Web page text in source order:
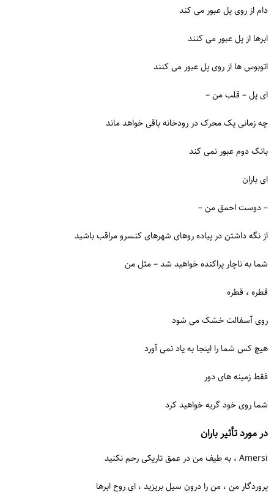
دام از روی پل عبور می کند
ابرها از پل عبور می کنند
اتوبوس ها از روی پل عبور می کنند
ای پل – قلب من –
چه زمانی یک محرک در رودخانه باقی خواهد ماند
بانک دوم عبور نمی کند
ای باران
– دوست احمق من –
از نگه داشتن در پیاده روهای شهرهای کنسرو مراقب باشید
شما به ناچار پراکنده خواهید شد – مثل من
قطره ، قطره
روی آسفالت خشک می شود
هیچ کس شما را اینجا به یاد نمی آورد
فقط زمینه های دور
شما روی خود گریه خواهید کرد
در مورد تأثیر باران
Amersi ، به طیف من در عمق تاریکی رحم نکنید
پروردگار من ، من را درون سیل بریزید ، ای روح ابرها